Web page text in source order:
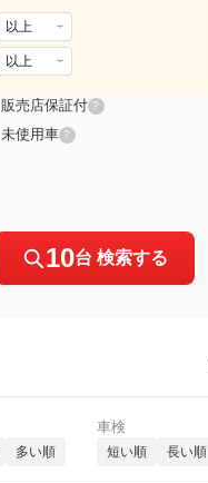
以上
以上
販売店保証付 ?
未使用車 ?
10台 検索する
多い順
車検
短い順 長い順